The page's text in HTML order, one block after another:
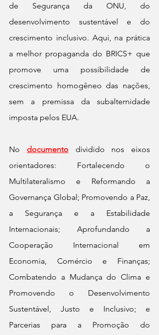
de Segurança da ONU, do
desenvolvimento sustentável e do
crescimento inclusivo. Aqui, na prática
a melhor propaganda do BRICS+ que
promove uma possibilidade de
crescimento homogêneo das nações,
sem a premissa da subalternidade
imposta pelos EUA.
No documento dividido nos eixos
orientadores: Fortalecendo o
Multilateralismo e Reformando a
Governança Global; Promovendo a Paz,
a Segurança e a Estabilidade
Internacionais; Aprofundando a
Cooperação Internacional em
Economia, Comércio e Finanças;
Combatendo a Mudança do Clima e
Promovendo o Desenvolvimento
Sustentável, Justo e Inclusivo; e
Parcerias para a Promoção do